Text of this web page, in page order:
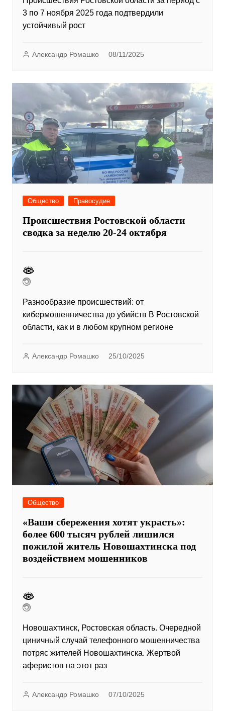
3 по 7 ноября 2025 года подтвердили
устойчивый рост
Александр Ромашко 08/11/2025
Общество Правосудие
Происшествия Ростовской области
сводка за неделю 20-24 октября
Разнообразие происшествий: от
кибермошенничества до убийств В Ростовской
области, как и в любом крупном регионе
Александр Ромашко 25/10/2025
Общество
«Ваши сбережения хотят украсть»:
более 600 тысяч рублей лишился
пожилой житель Новошахтинска под
воздействием мошенников
Новошахтинск, Ростовская область. Очередной
циничный случай телефонного мошенничества
потряс жителей Новошахтинска. Жертвой
аферистов на этот раз
Александр Ромашко 07/10/2025